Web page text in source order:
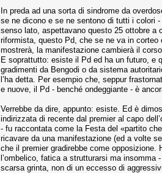
In preda ad una sorta di sindrome da
se ne dicono e se ne sentono di tutti i colori
senso lato, aspettavano questo 25 ottobre a
riformista, questo Pd, che se ne va in
mostrerà, la manifestazione cambierà il
E soprattutto: esiste il Pd ed ha un futuro, e
gradimenti da Bengodi o da sistema
l’ha detta. Per esempio che, seppur
e nuove, il Pd - benché ondeggiante - è
Verrebbe da dire, appunto: esiste. Ed è
indirizzata di recente dal premier al capo
- fu raccontata come la Festa del «partito
ricavare da una manifestazione (ed a volte
che il premier gradirebbe come opposizione.
l’ombelico, fatica a strutturarsi ma
scarsa grinta, non di un eccesso di